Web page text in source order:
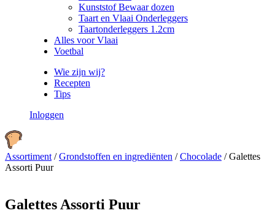
Kunststof Bewaar dozen
Taart en Vlaai Onderleggers
Taartonderleggers 1.2cm
Alles voor Vlaai
Voetbal
Wie zijn wij?
Recepten
Tips
Inloggen
Assortiment /Grondstoffen en ingrediënten /Chocolade /Galettes
Assorti Puur
Galettes Assorti Puur